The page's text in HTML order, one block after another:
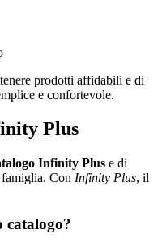
prodotti affidabili e di
e confortevole.
Plus
Infinity Plus e di
Con Infinity Plus, il
catalogo?